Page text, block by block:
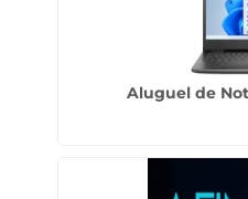
Aluguel de